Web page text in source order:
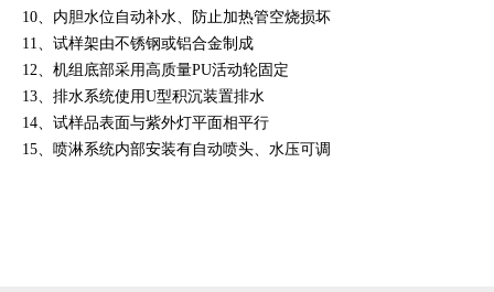
10、内胆水位自动补水、防止加热管空烧损坏
11、试样架由不锈钢或铝合金制成
12、机组底部采用高质量PU活动轮固定
13、排水系统使用U型积沉装置排水
14、试样品表面与紫外灯平面相平行
15、喷淋系统内部安装有自动喷头、水压可调